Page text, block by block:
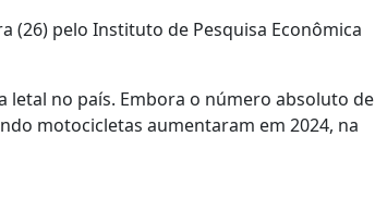
(26) pelo Instituto de Pesquisa Econômica
letal no país. Embora o número absoluto de
motocicletas aumentaram em 2024, na